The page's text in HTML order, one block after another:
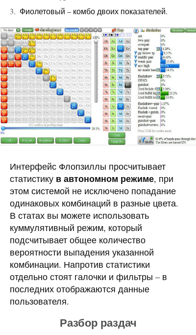
Фиолетовый – комбо двоих показателей.
Интерфейс Флопзиллы просчитывает
статистику в автономном режиме, при
этом системой не исключено попадание
одинаковых комбинаций в разные цвета.
В статах вы можете использовать
куммулятивный режим, который
подсчитывает общее количество
вероятности выпадения указанной
комбинации. Напротив статистики
отдельно стоят галочки и фильтры – в
последних отображаются данные
пользователя.
Разбор раздач